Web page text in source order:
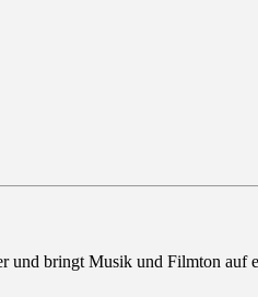
und bringt Musik und Filmton auf